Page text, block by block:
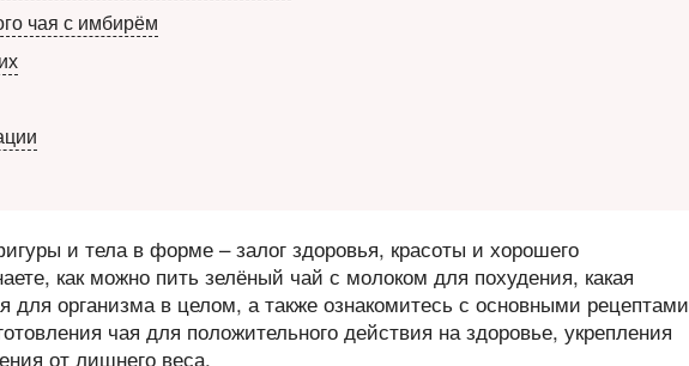
чая с имбирём
и тела в форме – залог здоровья, красоты и хорошего
как можно пить зелёный чай с молоком для похудения, какая
для организма в целом, а также ознакомитесь с основными рецептами
чая для положительного действия на здоровье, укрепления
от лишнего веса.